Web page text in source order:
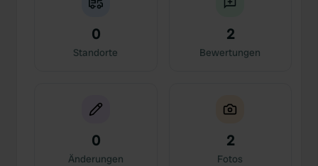
0
Standorte
2
Bewertungen
0
Änderungen
2
Fotos